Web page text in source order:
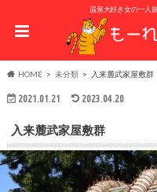
温泉大好き女の一人
HOME 未分類 入来麓武家屋敷群
2021.01.21 2023.04.20
入来麓武家屋敷群